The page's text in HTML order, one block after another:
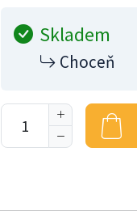
Skladem
Choceň